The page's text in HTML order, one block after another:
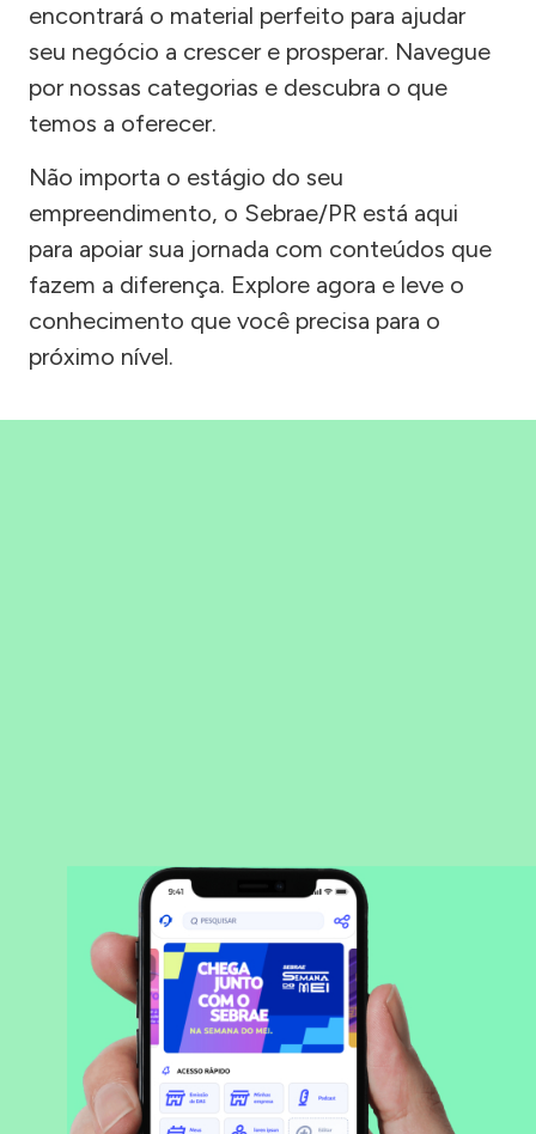
encontrará o material perfeito para ajudar
seu negócio a crescer e prosperar. Navegue
por nossas categorias e descubra o que
temos a oferecer.
Não importa o estágio do seu
empreendimento, o Sebrae/PR está aqui
para apoiar sua jornada com conteúdos que
fazem a diferença. Explore agora e leve o
conhecimento que você precisa para o
próximo nível.